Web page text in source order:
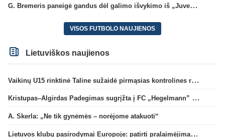
G. Bremeris paneigė gandus dėl galimo išvykimo iš „Juventus“ klubo
VISOS FUTBOLO NAUJIENOS
Lietuviškos naujienos
Vaikinų U15 rinktinė Taline sužaidė pirmąsias kontrolines rungtynes
Kristupas–Algirdas Padegimas sugrįžta į FC „Hegelmann” B sudėtį
A. Skerla: „Ne tik gynėmės – norėjome atakuoti“
Lietuvos klubų pasirodymai Europoje: patirti pralaimėjimai Kroatijos atstovams